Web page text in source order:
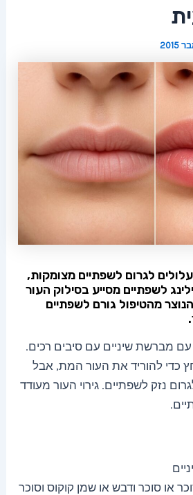
לגרום לשפתיים מצומקות,
לשפתיים מסייע בסילוק העור
מהטיפול גורם לשפתיים
מברשת שיניים עם סיבים רכים.
כדי להוריד את העור המת, אבל
נזק לשפתיים. גירוי העור מעודד
או סוכר ודבש או שמן קוקוס וסוכר